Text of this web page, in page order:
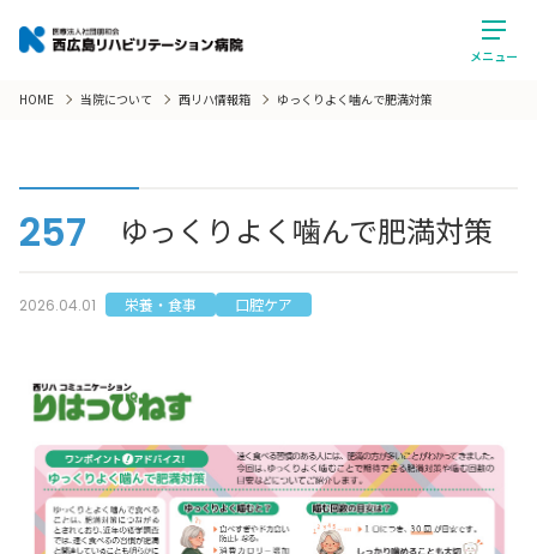
メニュー
HOME 当院について 西リハ情報箱 ゆっくりよく噛んで肥満対策
257 ゆっくりよく噛んで肥満対策
2026.04.01 栄養・食事 口腔ケア